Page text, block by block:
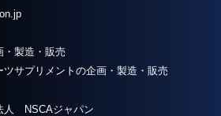
・製造・販売
ツサプリメントの企画・製造・販売
人 NSCAジャパン